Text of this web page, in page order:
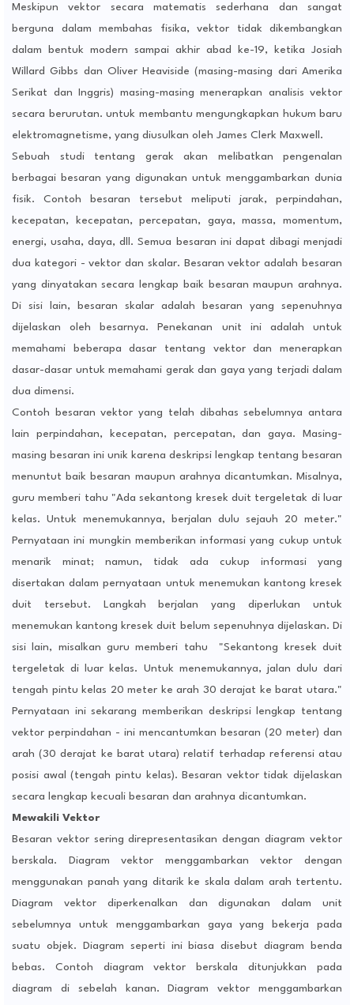
Meskipun vektor secara matematis sederhana dan sangat
berguna dalam membahas fisika, vektor tidak dikembangkan
dalam bentuk modern sampai akhir abad ke-19, ketika Josiah
Willard Gibbs dan Oliver Heaviside (masing-masing dari Amerika
Serikat dan Inggris) masing-masing menerapkan analisis vektor
secara berurutan. untuk membantu mengungkapkan hukum baru
elektromagnetisme, yang diusulkan oleh James Clerk Maxwell.
Sebuah studi tentang gerak akan melibatkan pengenalan
berbagai besaran yang digunakan untuk menggambarkan dunia
fisik. Contoh besaran tersebut meliputi jarak, perpindahan,
kecepatan, kecepatan, percepatan, gaya, massa, momentum,
energi, usaha, daya, dll. Semua besaran ini dapat dibagi menjadi
dua kategori - vektor dan skalar. Besaran vektor adalah besaran
yang dinyatakan secara lengkap baik besaran maupun arahnya.
Di sisi lain, besaran skalar adalah besaran yang sepenuhnya
dijelaskan oleh besarnya. Penekanan unit ini adalah untuk
memahami beberapa dasar tentang vektor dan menerapkan
dasar-dasar untuk memahami gerak dan gaya yang terjadi dalam
dua dimensi.
Contoh besaran vektor yang telah dibahas sebelumnya antara
lain perpindahan, kecepatan, percepatan, dan gaya. Masing-
masing besaran ini unik karena deskripsi lengkap tentang besaran
menuntut baik besaran maupun arahnya dicantumkan. Misalnya,
guru memberi tahu "Ada sekantong kresek duit tergeletak di luar
kelas. Untuk menemukannya, berjalan dulu sejauh 20 meter."
Pernyataan ini mungkin memberikan informasi yang cukup untuk
menarik minat; namun, tidak ada cukup informasi yang
disertakan dalam pernyataan untuk menemukan kantong kresek
duit tersebut. Langkah berjalan yang diperlukan untuk
menemukan kantong kresek duit belum sepenuhnya dijelaskan. Di
sisi lain, misalkan guru memberi tahu "Sekantong kresek duit
tergeletak di luar kelas. Untuk menemukannya, jalan dulu dari
tengah pintu kelas 20 meter ke arah 30 derajat ke barat utara."
Pernyataan ini sekarang memberikan deskripsi lengkap tentang
vektor perpindahan - ini mencantumkan besaran (20 meter) dan
arah (30 derajat ke barat utara) relatif terhadap referensi atau
posisi awal (tengah pintu kelas). Besaran vektor tidak dijelaskan
secara lengkap kecuali besaran dan arahnya dicantumkan.
Mewakili Vektor
Besaran vektor sering direpresentasikan dengan diagram vektor
berskala. Diagram vektor menggambarkan vektor dengan
menggunakan panah yang ditarik ke skala dalam arah tertentu.
Diagram vektor diperkenalkan dan digunakan dalam unit
sebelumnya untuk menggambarkan gaya yang bekerja pada
suatu objek. Diagram seperti ini biasa disebut diagram benda
bebas. Contoh diagram vektor berskala ditunjukkan pada
diagram di sebelah kanan. Diagram vektor menggambarkan